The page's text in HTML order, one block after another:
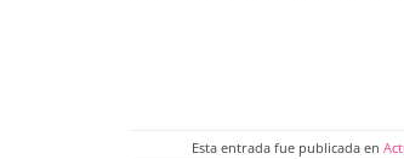
Esta entrada fue publicada en